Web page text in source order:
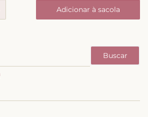
Adicionar à sacola